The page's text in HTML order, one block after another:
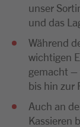
unser
und das
Während
wichtigen
gemacht –
bis hin zur
Auch an
Kassieren